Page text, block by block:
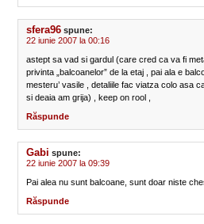
sfera96 spune:
22 iunie 2007 la 00:16
astept sa vad si gardul (care cred ca va fi
privinta „balcoanelor” de la etaj , pai ala e
mesteru’ vasile , detaliile fac viatza colo asa
si deaia am grija) , keep on rool ,
Răspunde
Gabi spune:
22 iunie 2007 la 09:39
Pai alea nu sunt balcoane, sunt doar niste
Răspunde